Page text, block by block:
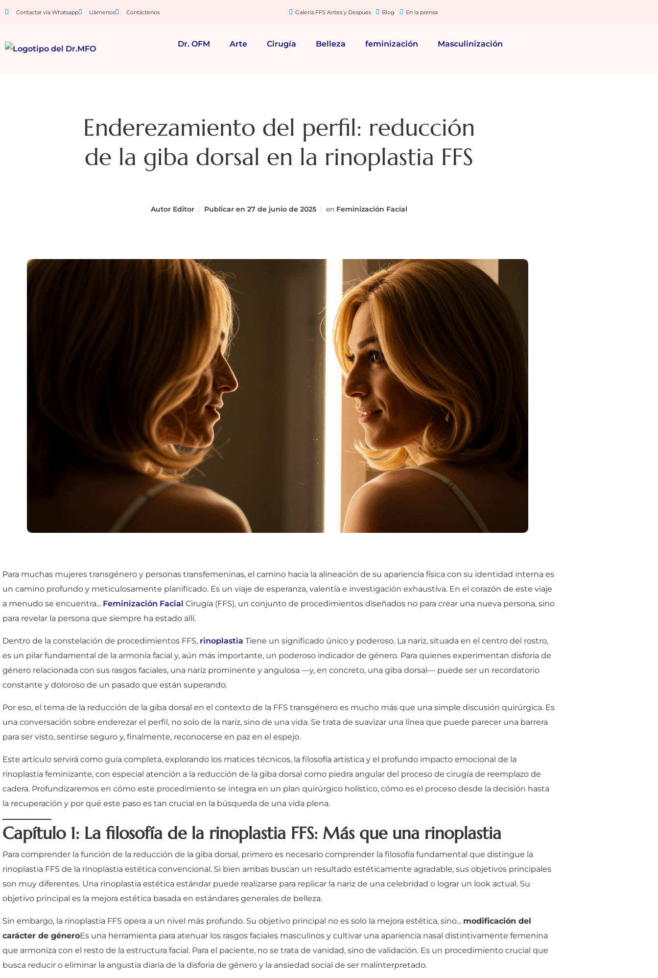
Contactar vía Whatsapp Llámenos Contáctenos Galería FFS Antes y Después Blog En la prensa
Dr. OFM Arte Cirugía Belleza feminización Masculinización
Enderezamiento del perfil: reducción
de la giba dorsal en la rinoplastia FFS
Autor Editor Publicar en 27 de junio de 2025 en Feminización Facial
Para muchas mujeres transgénero y personas transfemeninas, el camino hacia la alineación de su apariencia física con su identidad interna es
un camino profundo y meticulosamente planificado. Es un viaje de esperanza, valentía e investigación exhaustiva. En el corazón de este viaje
a menudo se encuentra... Feminización Facial Cirugía (FFS), un conjunto de procedimientos diseñados no para crear una nueva persona, sino
para revelar la persona que siempre ha estado allí.
Dentro de la constelación de procedimientos FFS, rinoplastia Tiene un significado único y poderoso. La nariz, situada en el centro del rostro,
es un pilar fundamental de la armonía facial y, aún más importante, un poderoso indicador de género. Para quienes experimentan disforia de
género relacionada con sus rasgos faciales, una nariz prominente y angulosa —y, en concreto, una giba dorsal— puede ser un recordatorio
constante y doloroso de un pasado que están superando.
Por eso, el tema de la reducción de la giba dorsal en el contexto de la FFS transgénero es mucho más que una simple discusión quirúrgica. Es
una conversación sobre enderezar el perfil, no solo de la nariz, sino de una vida. Se trata de suavizar una línea que puede parecer una barrera
para ser visto, sentirse seguro y, finalmente, reconocerse en paz en el espejo.
Este artículo servirá como guía completa, explorando los matices técnicos, la filosofía artística y el profundo impacto emocional de la
rinoplastia feminizante, con especial atención a la reducción de la giba dorsal como piedra angular del proceso de cirugía de reemplazo de
cadera. Profundizaremos en cómo este procedimiento se integra en un plan quirúrgico holístico, cómo es el proceso desde la decisión hasta
la recuperación y por qué este paso es tan crucial en la búsqueda de una vida plena.
Capítulo 1: La filosofía de la rinoplastia FFS: Más que una rinoplastia
Para comprender la función de la reducción de la giba dorsal, primero es necesario comprender la filosofía fundamental que distingue la
rinoplastia FFS de la rinoplastia estética convencional. Si bien ambas buscan un resultado estéticamente agradable, sus objetivos principales
son muy diferentes. Una rinoplastia estética estándar puede realizarse para replicar la nariz de una celebridad o lograr un look actual. Su
objetivo principal es la mejora estética basada en estándares generales de belleza.
Sin embargo, la rinoplastia FFS opera a un nivel más profundo. Su objetivo principal no es solo la mejora estética, sino... modificación del
carácter de géneroEs una herramienta para atenuar los rasgos faciales masculinos y cultivar una apariencia nasal distintivamente femenina
que armoniza con el resto de la estructura facial. Para el paciente, no se trata de vanidad, sino de validación. Es un procedimiento crucial que
busca reducir o eliminar la angustia diaria de la disforia de género y la ansiedad social de ser malinterpretado.